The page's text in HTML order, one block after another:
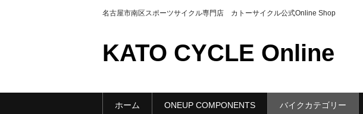
名古屋市南区スポーツサイクル専門店 カトーサイクル公式Online Shop
KATO CYCLE Online
ホーム ONEUP COMPONENTS バイクカテゴリー